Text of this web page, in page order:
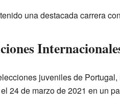
una destacada carrera
juveniles de
24 de marzo de 2021 en un